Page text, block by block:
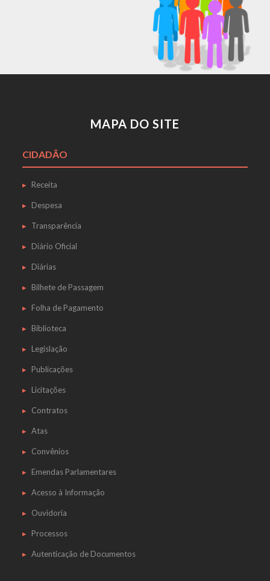
MAPA DO SITE
CIDADÃO
Receita
Despesa
Transparência
Diário Oficial
Diárias
Bilhete de Passagem
Folha de Pagamento
Biblioteca
Legislação
Publicações
Licitações
Contratos
Atas
Convênios
Emendas Parlamentares
Acesso à Informação
Ouvidoria
Processos
Autenticação de Documentos